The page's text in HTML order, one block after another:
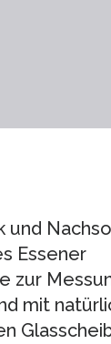
und
Essener
zur
mit